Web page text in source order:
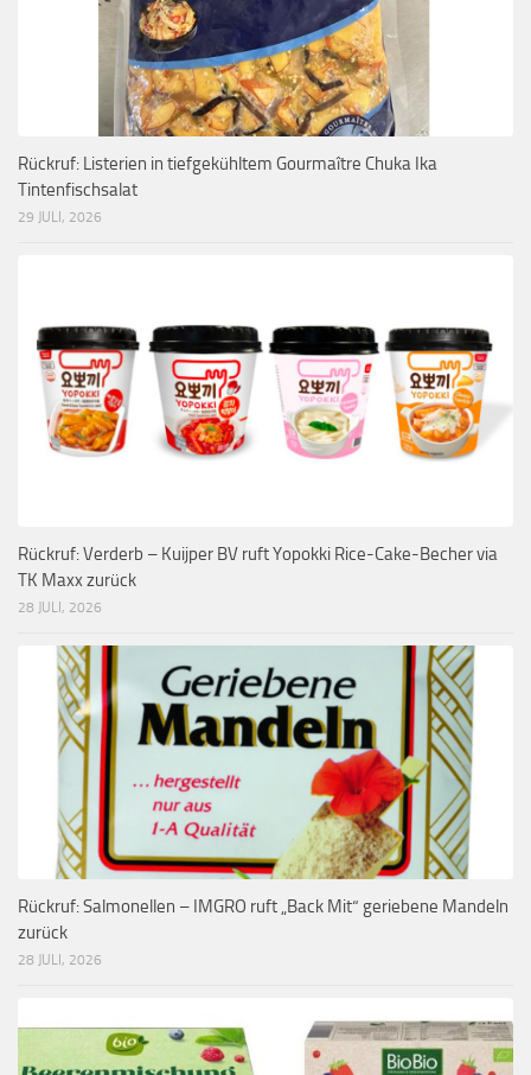
Rückruf: Listerien in tiefgekühltem Gourmaître Chuka Ika
Tintenfischsalat
29 JULI, 2026
Rückruf: Verderb – Kuijper BV ruft Yopokki Rice-Cake-Becher via
TK Maxx zurück
28 JULI, 2026
Rückruf: Salmonellen – IMGRO ruft „Back Mit“ geriebene Mandeln
zurück
28 JULI, 2026